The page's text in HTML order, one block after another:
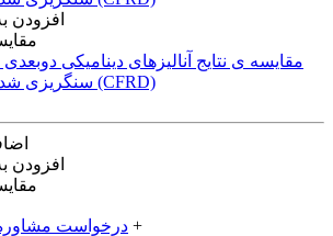
افزودن
مقایسه ی‌ نتایج آنالیزهای‌ دینامیکی‌
سنگریزی‌ شده با‌رویه‌ی‌ بتنی‌ (CFRD)
افزودن
درخواست مشاوره +